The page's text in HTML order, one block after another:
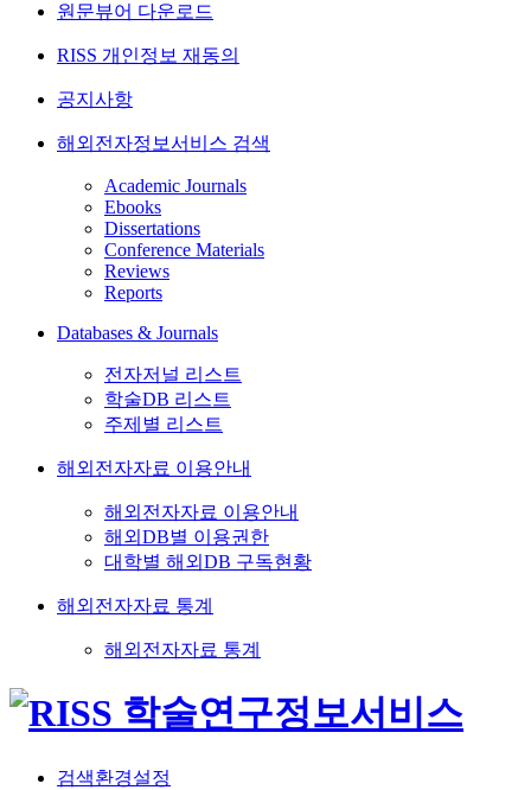
원문뷰어 다운로드
RISS 개인정보 재동의
공지사항
해외전자정보서비스 검색
Academic Journals
Ebooks
Dissertations
Conference Materials
Reviews
Reports
Databases & Journals
전자저널 리스트
학술DB 리스트
주제별 리스트
해외전자자료 이용안내
해외전자자료 이용안내
해외DB별 이용권한
대학별 해외DB 구독현황
해외전자자료 통계
해외전자자료 통계
검색환경설정